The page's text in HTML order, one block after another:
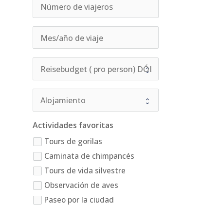
Actividades favoritas
Tours de gorilas
Caminata de chimpancés
Tours de vida silvestre
Observación de aves
Paseo por la ciudad